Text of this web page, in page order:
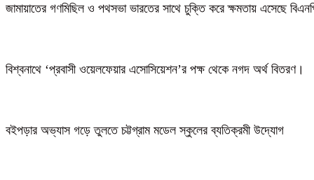
জামায়াতের গণমিছিল ও পথসভা ভারতের সাথে চুক্তি করে ক্ষমতায় এসেছে
বিশ্বনাথে ‘প্রবাসী ওয়েলফেয়ার এসোসিয়েশন’র পক্ষ থেকে নগদ অর্থ বিতরণ।
বইপড়ার অভ্যাস গড়ে তুলতে চট্টগ্রাম মডেল স্কুলের ব্যতিক্রমী উদ্যোগ